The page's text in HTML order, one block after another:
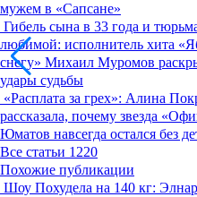
мужем в «Сапсане»
Гибель сына в 33 года и
любимой: исполнитель хита
снегу» Михаил Муромов
удары судьбы
«Расплата за грех»: Алина
рассказала, почему звезда
Юматов навсегда остался без
Все статьи 1220
Похожие публикации
Шоу Похудела на 140 кг: